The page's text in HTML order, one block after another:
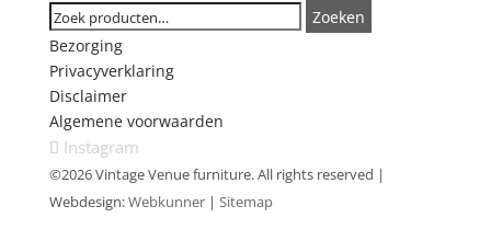
Zoeken
naar:
Zoeken
Bezorging
Privacyverklaring
Disclaimer
Algemene voorwaarden
Instagram
©2026 Vintage Venue furniture. All rights reserved |
Webdesign:Webkunner| Sitemap